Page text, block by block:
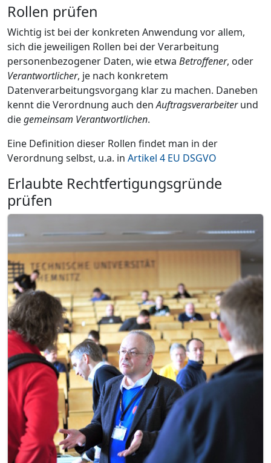
Rollen prüfen
Wichtig ist bei der konkreten Anwendung vor allem,
sich die jeweiligen Rollen bei der Verarbeitung
personenbezogener Daten, wie etwa Betroffener, oder
Verantwortlicher, je nach konkretem
Datenverarbeitungsvorgang klar zu machen. Daneben
kennt die Verordnung auch denAuftragsverarbeiterund
diegemeinsam Verantwortlichen.
Eine Definition dieser Rollen findet man in der
Verordnung selbst, u.a. in Artikel 4 EU DSGVO
Erlaubte Rechtfertigungsgründe
prüfen